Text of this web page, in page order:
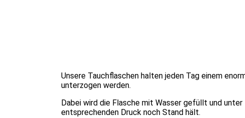
Unsere Tauchflaschen halten jeden Tag einem
unterzogen werden.
Dabei wird die Flasche mit Wasser gefüllt und
entsprechenden Druck noch Stand hält.